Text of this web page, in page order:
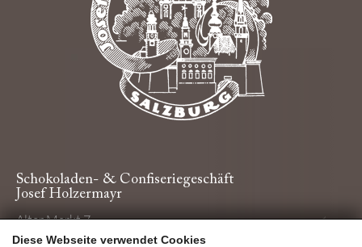
Diese Webseite verwendet Cookies
Schokoladen- & Confiseriegeschäft
Josef Holzermayr
Alter Markt 7
5020 Salzburg